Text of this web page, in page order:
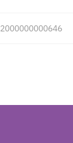
2000000000646